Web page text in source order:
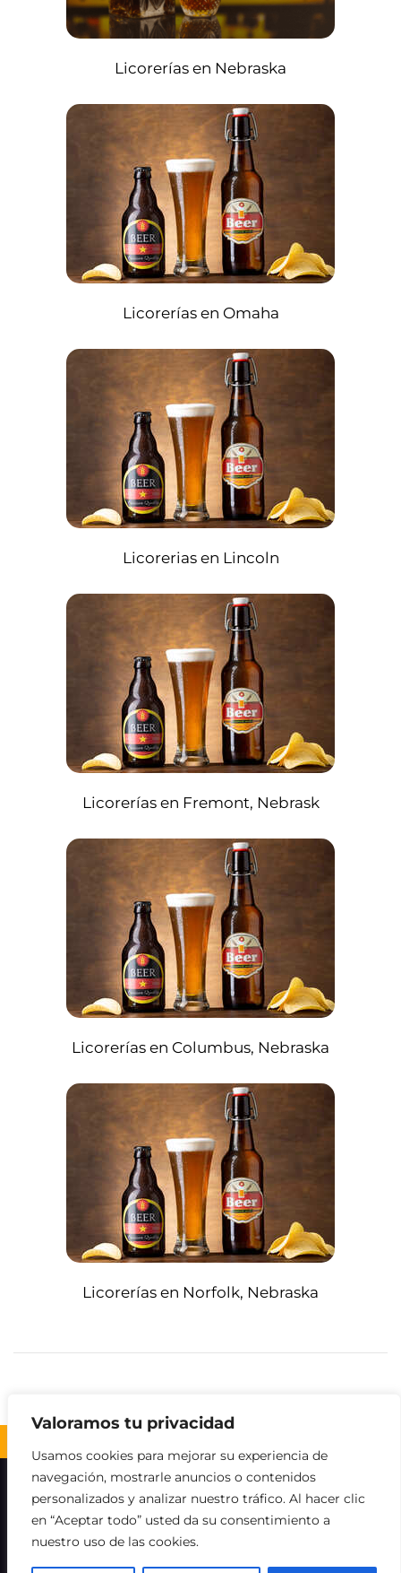
Valoramos tu privacidad
Usamos cookies para mejorar su experiencia de
navegación, mostrarle anuncios o contenidos
personalizados y analizar nuestro tráfico. Al hacer clic
en “Aceptar todo” usted da su consentimiento a
nuestro uso de las cookies.
Licorerías en Nebraska
Licorerías en Omaha
Licorerias en Lincoln
Licorerías en Fremont, Nebrask
Licorerías en Columbus, Nebraska
Licorerías en Norfolk, Nebraska
Sobre nosotros Contacto Aviso legal
Política de Cookies Política de privacidad